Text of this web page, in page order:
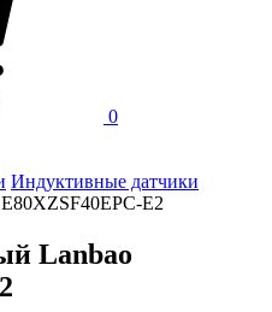
0
Индуктивные датчики
E2
Lanbao